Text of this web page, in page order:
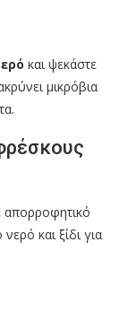
και ψεκάστε
μικρόβια
απορροφητικό
και ξίδι για